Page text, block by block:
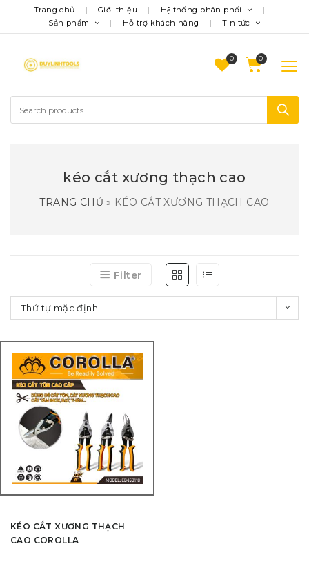
Trang chủ Giới thiệu
Hệ thống phân phối
Sản phẩm
Hỗ trợ khách hàng Tin tức
0
kéo cắt xương thạch cao
TRANG CHỦ » KÉO CẮT XƯƠNG THẠCH CAO
Filter
Thứ tự mặc định
KÉO CẮT XƯƠNG THẠCH
CAO COROLLA